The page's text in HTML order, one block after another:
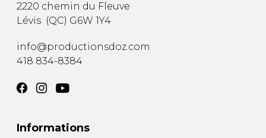
2220 chemin du Fleuve
Lévis (QC) G6W 1Y4
info@productionsdoz.com
418 834-8384
Informations